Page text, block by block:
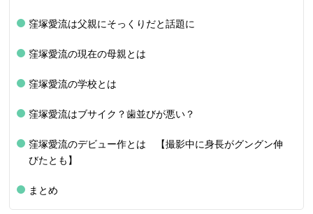
窪塚愛流は父親にそっくりだと話題に
窪塚愛流の現在の母親とは
窪塚愛流の学校とは
窪塚愛流はブサイク？歯並びが悪い？
窪塚愛流のデビュー作とは 【撮影中に身長がグングン伸
びたとも】
まとめ